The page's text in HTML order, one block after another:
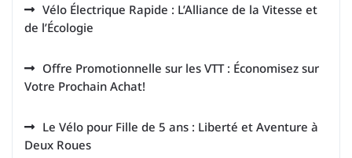
Vélo Électrique Rapide : L’Alliance de la Vitesse et
de l’Écologie
Offre Promotionnelle sur les VTT : Économisez sur
Votre Prochain Achat!
Le Vélo pour Fille de 5 ans : Liberté et Aventure à
Deux Roues